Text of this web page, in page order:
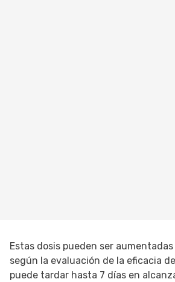
Estas dosis pueden ser
según la evaluación de la eficacia
puede tardar hasta 7 días en